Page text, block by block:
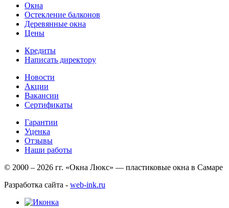
Окна
Остекление балконов
Деревянные окна
Цены
Кредиты
Написать директору
Новости
Акции
Вакансии
Сертификаты
Гарантии
Уценка
Отзывы
Наши работы
© 2000 – 2026 гг. «Окна Люкс» — пластиковые окна в Самаре
Разработка сайта - web-ink.ru